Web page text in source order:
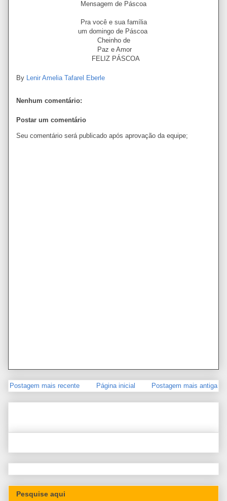
Mensagem de Páscoa
Pra você e sua família
um domingo de Páscoa
Cheinho de
Paz e Amor
FELIZ PÁSCOA
By Lenir Amelia Tafarel Eberle
Nenhum comentário:
Postar um comentário
Seu comentário será publicado após aprovação da equipe;
Postagem mais recente Postagem mais antiga
Página inicial
Pesquise aqui